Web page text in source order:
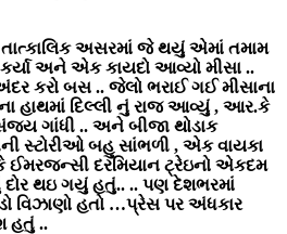
અસરમાં જે થયું એમાં તમામ
અને એક કાયદો આવ્યો મીસા ..
કરો બસ .. જેલો ભરાઈ ગઈ મીસાના
હાથમાં દિલ્લી નું રાજ આવ્યું , આર.કે
ગાંધી .. અને બીજા થોડાક
સ્ટોરીઓ બહુ સાંભળી , એક વાયકા
ઈમરજન્સી દરમિયાન ટ્રેઇનો એકદમ
થઇ ગયું હતું.. .. પણ દેશભરમાં
વિઝાણો હતો …પ્રેસ પર અંધકાર
હતું ..